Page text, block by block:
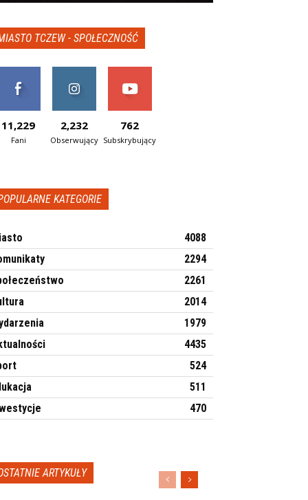
TCZEW - SPOŁECZNOŚĆ
11,229
Fani
2,232
Obserwujący
762
Subskrybujący
KATEGORIE
4088
2294
2261
2014
1979
4435
524
511
470
ARTYKUŁY